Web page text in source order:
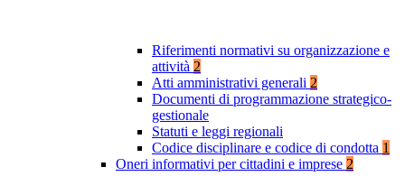
Riferimenti normativi su organizzazione e
attività 2
Atti amministrativi generali 2
Documenti di programmazione strategico-
gestionale
Statuti e leggi regionali
Codice disciplinare e codice di condotta 1
Oneri informativi per cittadini e imprese 2